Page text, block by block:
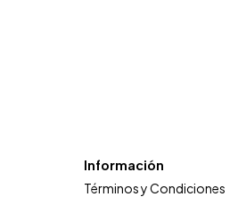
Información
Términos y Condiciones